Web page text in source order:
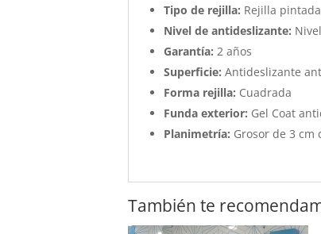
Tipo de rejilla: Rejilla
Nivel de antideslizante:
Garantía: 2 años
Superficie: Antideslizante
Forma rejilla: Cuadrada
Funda exterior: Gel Coat
Planimetría: Grosor de 3 cm
También te